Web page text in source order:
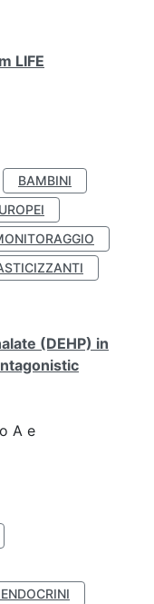
LIFE
BAMBINI
(DEHP) in
A e